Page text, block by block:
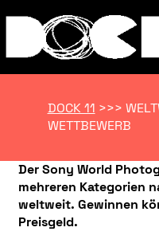
DOCK 11 >>>
WETTBEWERB
Der Sony World
mehreren Kategorien
weltweit. Gewinnen
Preisgeld.